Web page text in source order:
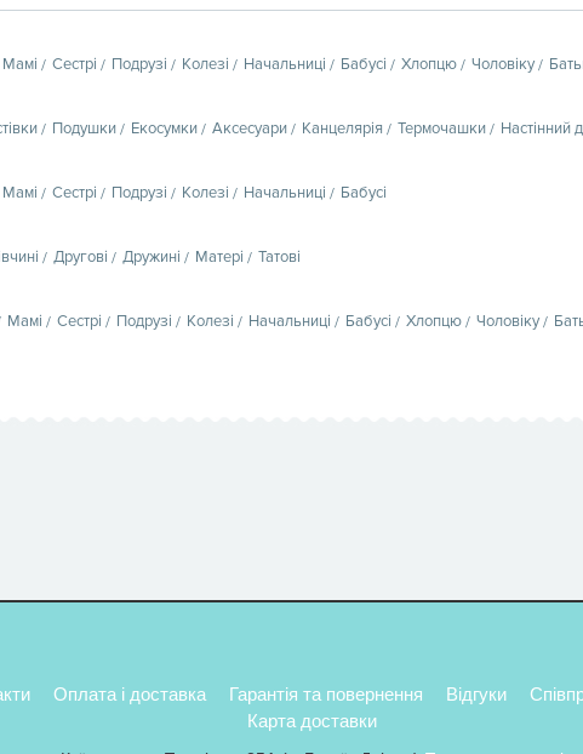
Мамі Сестрі Подрузі Колезі Начальниці Бабусі Хлопцю Чоловіку
Подушки Екосумки Аксесуари Канцелярія Термочашки Настінний
Мамі Сестрі Подрузі Колезі Начальниці Бабусі
Другові Дружині Матері Татові
Мамі Сестрі Подрузі Колезі Начальниці Бабусі Хлопцю Чоловіку
Оплата і доставка Гарантія та повернення Відгуки
Карта доставки